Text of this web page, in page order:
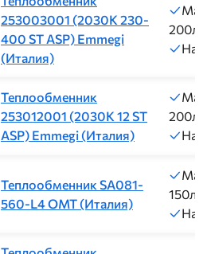
253003001 (2030K 230-
400 ST ASP) Emmegi
(Италия)
200л/
Теплообменник
253012001 (2030K 12 ST
ASP) Emmegi (Италия)
200л/
Теплообменник SA081-
560-L4 ОМТ (Италия)
150л/